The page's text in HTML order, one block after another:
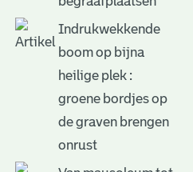
Indrukwekkende
boom op bijna
heilige plek :
groene bordjes op
de graven brengen
onrust